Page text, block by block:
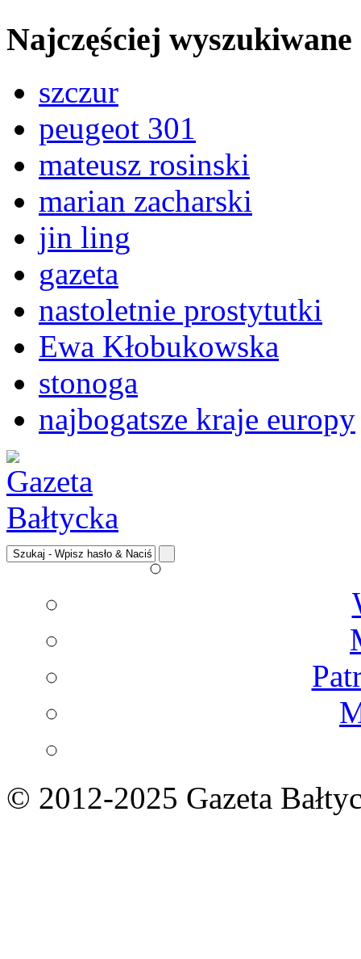
Najczęściej wyszukiwane
szczur
peugeot 301
mateusz rosinski
marian zacharski
jin ling
gazeta
nastoletnie prostytutki
Ewa Kłobukowska
stonoga
najbogatsze kraje europy
© 2012-2025 Gazeta